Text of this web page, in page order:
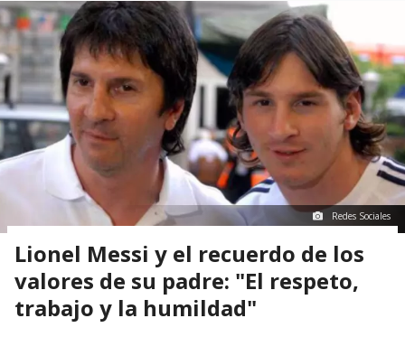
Redes Sociales
Lionel Messi y el recuerdo de los
valores de su padre: "El respeto,
trabajo y la humildad"